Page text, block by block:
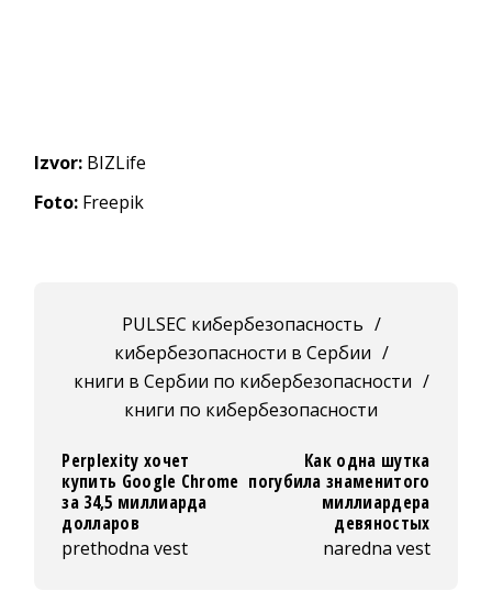
Izvor: BIZLife
Foto: Freepik
PULSEC кибербезопасность /
кибербезопасности в Сербии /
книги в Сербии по кибербезопасности /
книги по кибербезопасности
Perplexity хочет
купить Google Chrome
за 34,5 миллиарда
долларов
prethodna vest
Как одна шутка
погубила знаменитого
миллиардера
девяностых
naredna vest